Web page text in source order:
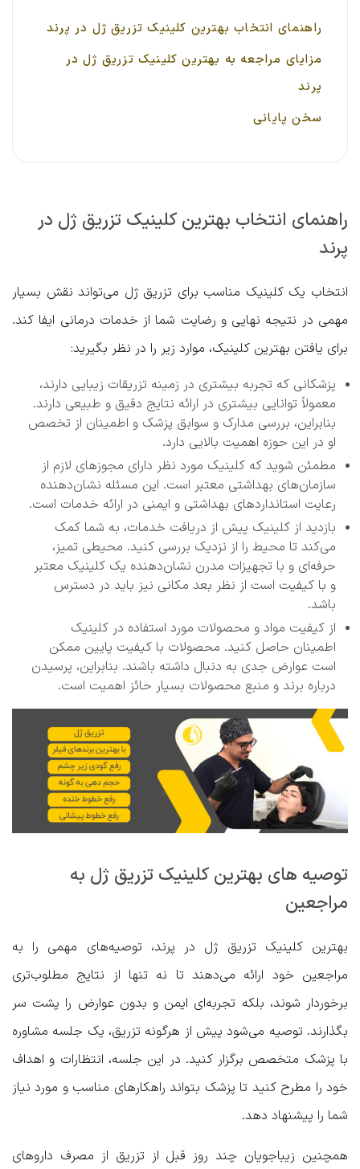
راهنمای انتخاب بهترین کلینیک تزریق ژل در پرند
مزایای مراجعه به بهترین کلینیک تزریق ژل در
پرند
سخن پایانی
راهنمای انتخاب بهترین کلینیک تزریق ژل در
پرند
انتخاب یک کلینیک مناسب برای تزریق ژل می‌تواند نقش بسیار
مهمی در نتیجه نهایی و رضایت شما از خدمات درمانی ایفا کند.
برای یافتن بهترین کلینیک، موارد زیر را در نظر بگیرید:
پزشکانی که تجربه بیشتری در زمینه تزریقات زیبایی دارند،
معمولاً توانایی بیشتری در ارائه نتایج دقیق و طبیعی دارند.
بنابراین، بررسی مدارک و سوابق پزشک و اطمینان از تخصص
او در این حوزه اهمیت بالایی دارد.
مطمئن شوید که کلینیک مورد نظر دارای مجوزهای لازم از
سازمان‌های بهداشتی معتبر است. این مسئله نشان‌دهنده
رعایت استانداردهای بهداشتی و ایمنی در ارائه خدمات است.
بازدید از کلینیک پیش از دریافت خدمات، به شما کمک
می‌کند تا محیط را از نزدیک بررسی کنید. محیطی تمیز،
حرفه‌ای و با تجهیزات مدرن نشان‌دهنده یک کلینیک معتبر
و با کیفیت است از نظر بعد مکانی نیز باید در دسترس
باشد.
از کیفیت مواد و محصولات مورد استفاده در کلینیک
اطمینان حاصل کنید. محصولات با کیفیت پایین ممکن
است عوارض جدی به دنبال داشته باشند. بنابراین، پرسیدن
درباره برند و منبع محصولات بسیار حائز اهمیت است.
توصیه های بهترین کلینیک تزریق ژل به
مراجعین
بهترین کلینیک‌ تزریق ژل در پرند، توصیه‌های مهمی را به
مراجعین خود ارائه می‌دهند تا نه تنها از نتایج مطلوب‌تری
برخوردار شوند، بلکه تجربه‌ای ایمن و بدون عوارض را پشت سر
بگذارند. توصیه می‌شود پیش از هرگونه تزریق، یک جلسه مشاوره
با پزشک متخصص برگزار کنید. در این جلسه، انتظارات و اهداف
خود را مطرح کنید تا پزشک بتواند راهکارهای مناسب و مورد نیاز
شما را پیشنهاد دهد.
همچنین زیباجویان چند روز قبل از تزریق از مصرف داروهای